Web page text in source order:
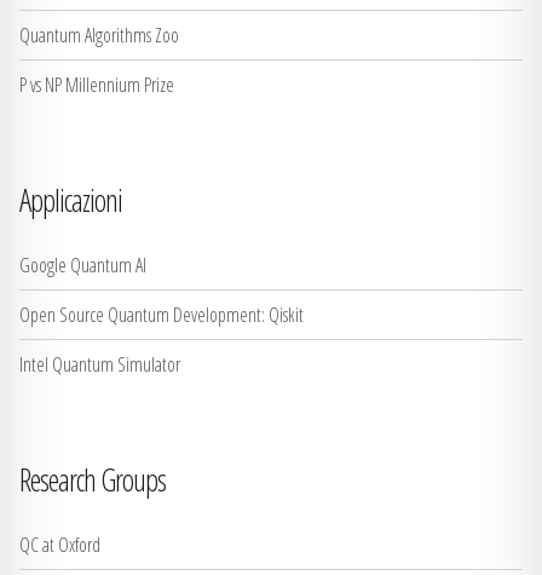
Quantum Algorithms Zoo
P vs NP Millennium Prize
Applicazioni
Google Quantum AI
Open Source Quantum Development: Qiskit
Intel Quantum Simulator
Research Groups
QC at Oxford